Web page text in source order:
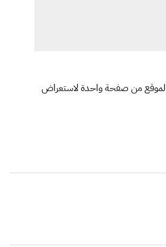
تصميم انيق وبسيط PSD لموقع من صفحة واحدة لاستعراض